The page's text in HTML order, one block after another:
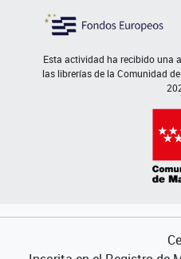
Esta actividad ha recibido una
las librerías de la Comunidad